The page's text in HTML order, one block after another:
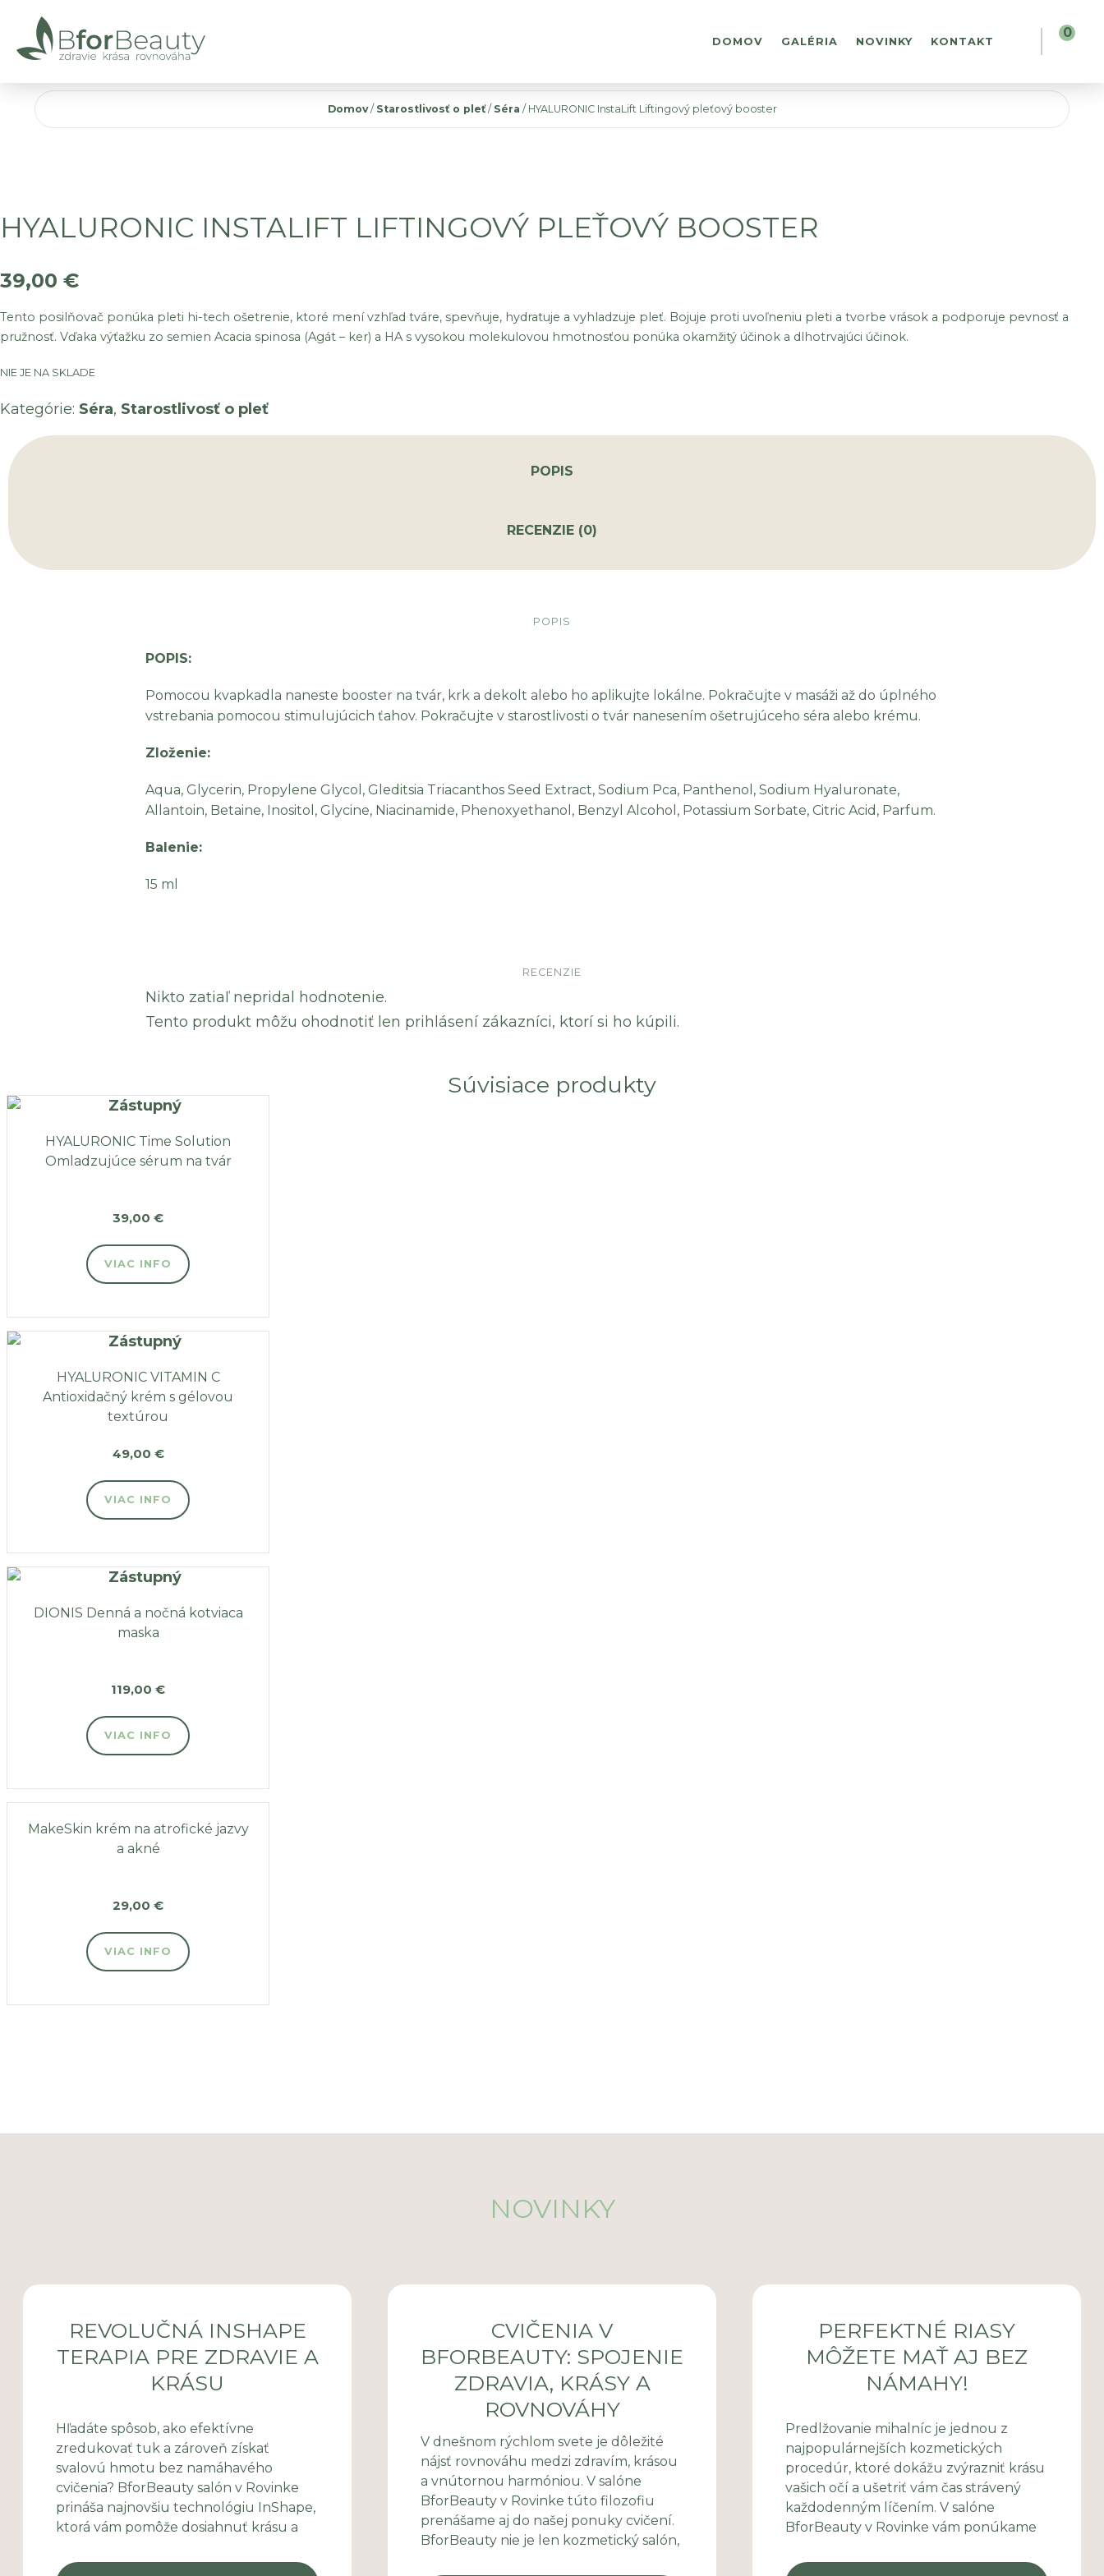
DOMOV GALÉRIA NOVINKY KONTAKT
0
Domov/ Starostlivosť o pleť/ Séra / HYALURONIC InstaLift Liftingový pleťový booster
HYALURONIC INSTALIFT LIFTINGOVÝ PLEŤOVÝ BOOSTER
39,00 €
Tento posilňovač ponúka pleti hi-tech ošetrenie, ktoré mení vzhľad tváre, spevňuje, hydratuje a vyhladzuje pleť. Bojuje proti uvoľneniu pleti a tvorbe vrások a podporuje pevnosť a
pružnosť. Vďaka výťažku zo semien Acacia spinosa (Agát – ker) a HA s vysokou molekulovou hmotnosťou ponúka okamžitý účinok a dlhotrvajúci účinok.
NIE JE NA SKLADE
Kategórie: Séra, Starostlivosť o pleť
POPIS
RECENZIE (0)
POPIS
POPIS:
Pomocou kvapkadla naneste booster na tvár, krk a dekolt alebo ho aplikujte lokálne. Pokračujte v masáži až do úplného
vstrebania pomocou stimulujúcich ťahov. Pokračujte v starostlivosti o tvár nanesením ošetrujúceho séra alebo krému.
Zloženie:
Aqua, Glycerin, Propylene Glycol, Gleditsia Triacanthos Seed Extract, Sodium Pca, Panthenol, Sodium Hyaluronate,
Allantoin, Betaine, Inositol, Glycine, Niacinamide, Phenoxyethanol, Benzyl Alcohol, Potassium Sorbate, Citric Acid, Parfum.
Balenie:
15 ml
RECENZIE
Nikto zatiaľ nepridal hodnotenie.
Tento produkt môžu ohodnotiť len prihlásení zákazníci, ktorí si ho kúpili.
Súvisiace produkty
HYALURONIC Time Solution
Omladzujúce sérum na tvár
39,00 €
VIAC INFO
HYALURONIC VITAMIN C
Antioxidačný krém s gélovou
textúrou
49,00 €
VIAC INFO
DIONIS Denná a nočná kotviaca
maska
119,00 €
VIAC INFO
MakeSkin krém na atrofické jazvy
a akné
29,00 €
VIAC INFO
NOVINKY
REVOLUČNÁ INSHAPE
TERAPIA PRE ZDRAVIE A
KRÁSU
Hľadáte spôsob, ako efektívne
zredukovať tuk a zároveň získať
svalovú hmotu bez namáhavého
cvičenia? BforBeauty salón v Rovinke
prináša najnovšiu technológiu InShape,
ktorá vám pomôže dosiahnuť krásu a
zákrokov. InShape je neinvazívna a
CVIČENIA V
BFORBEAUTY: SPOJENIE
ZDRAVIA, KRÁSY A
ROVNOVÁHY
V dnešnom rýchlom svete je dôležité
nájsť rovnováhu medzi zdravím, krásou
a vnútornou harmóniou. V salóne
BforBeauty v Rovinke túto filozofiu
prenášame aj do našej ponuky cvičení.
BforBeauty nie je len kozmetický salón,
PERFEKTNÉ RIASY
MÔŽETE MAŤ AJ BEZ
NÁMAHY!
Predlžovanie mihalníc je jednou z
najpopulárnejších kozmetických
procedúr, ktoré dokážu zvýrazniť krásu
vašich očí a ušetriť vám čas strávený
každodenným líčením. V salóne
BforBeauty v Rovinke vám ponúkame
mihalníc, vďaka ktorým dosiahnete